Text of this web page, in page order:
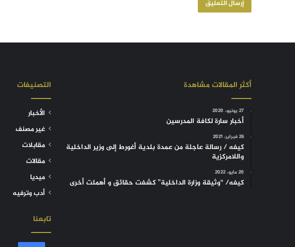
أكثر المقالات مشاهدة
27 يونيو، 2020
أخبار سارة لكافة المدرسين
26 فبراير، 2021
كيفه / رسالة عاجلة من عمدة بلدية أغورط إلى وزير الداخلية
واللامركزية
20 مايو، 2022
كيفه/ “وثيقة وزارة الداخلية” كشفت حقائق و أهملت أخرى
التصنيفات
الأخبار
غير مصنف
مقابلات
مقالات
ميديا
أدب وترفيه
تابعنا